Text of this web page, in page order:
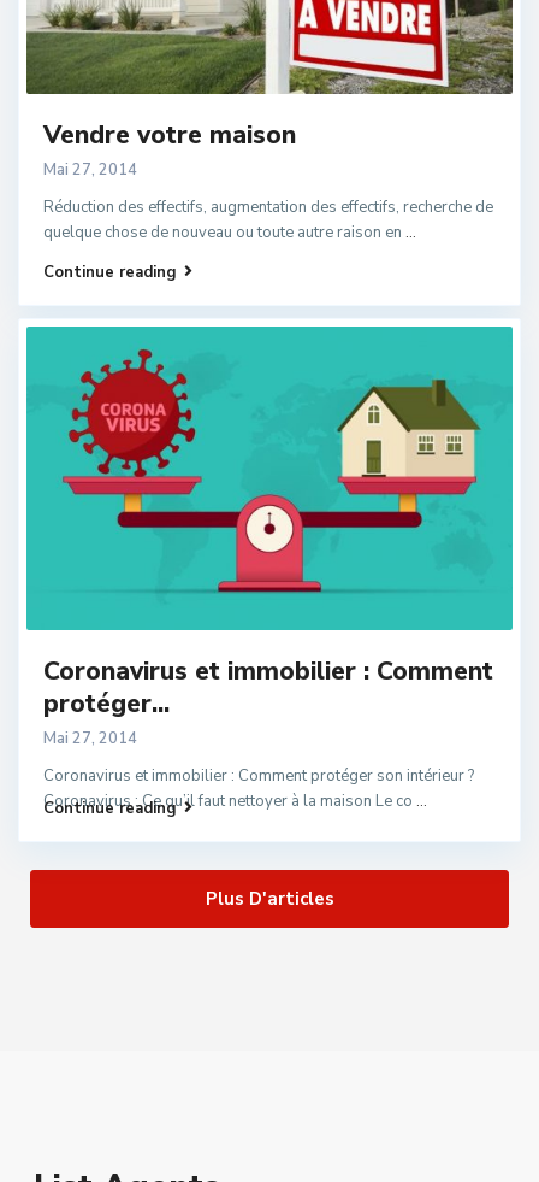
Vendre votre maison
Mai 27, 2014
Réduction des effectifs, augmentation des effectifs, recherche de
quelque chose de nouveau ou toute autre raison en ...
Continue reading
Coronavirus et immobilier : Comment
protéger...
Mai 27, 2014
Coronavirus et immobilier : Comment protéger son intérieur ?
Coronavirus : Ce qu’il faut nettoyer à la maison Le co ...
Continue reading
Plus D'articles